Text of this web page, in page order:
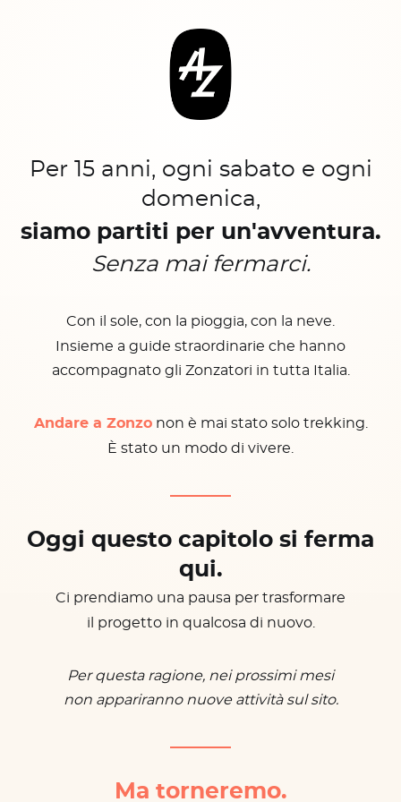
Per 15 anni, ogni sabato e ogni
domenica,
siamo partiti per un'avventura.
Senza mai fermarci.
Con il sole, con la pioggia, con la neve.
Insieme a guide straordinarie che hanno
accompagnato gli Zonzatori in tutta Italia.
Andare a Zonzonon è mai stato solo trekking.
È stato un modo di vivere.
Oggi questo capitolo si ferma
qui.
Ci prendiamo una pausa per trasformare
il progetto in qualcosa di nuovo.
Per questa ragione, nei prossimi mesi
non appariranno nuove attività sul sito.
Ma torneremo.